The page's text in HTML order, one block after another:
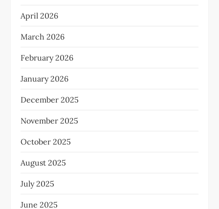
April 2026
March 2026
February 2026
January 2026
December 2025
November 2025
October 2025
August 2025
July 2025
June 2025